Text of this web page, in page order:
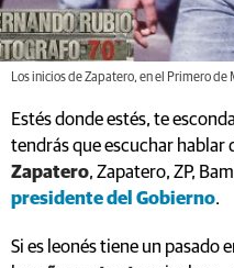
Los inicios de Zapatero, en el Primero de
Estés donde estés, te
tendrás que escuchar hablar
Zapatero, Zapatero, ZP,
presidente del Gobierno.
Si es leonés tiene un pasado